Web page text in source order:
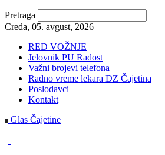
Pretraga
Creda, 05. avgust, 2026
RED VOŽNJE
Jelovnik PU Radost
Važni brojevi telefona
Radno vreme lekara DZ Čajetina
Poslodavci
Kontakt
Glas Čajetine